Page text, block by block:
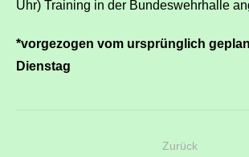
Uhr) Training in der Bundeswehrhalle
*vorgezogen vom ursprünglich
Dienstag
BeitragsnavigationZurück